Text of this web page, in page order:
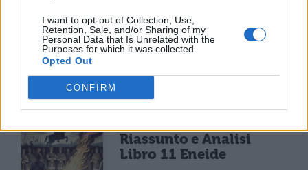
I want to opt-out of Collection, Use,
Retention, Sale, and/or Sharing of my
Personal Data that Is Unrelated with the
Purposes for which it was collected.
Opted Out
CONFIRM
LETTERATURA LATINA
Riassunto libro per
libro dell'Eneide
Riassunto e Analisi
Libro 11 Eneide